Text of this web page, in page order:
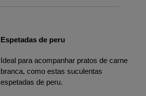
Espetadas de peru
Ideal para acompanhar pratos de carne
branca, como estas suculentas
espetadas de peru.